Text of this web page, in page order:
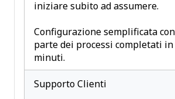
iniziare subito ad assumere.
Configurazione semplificata
parte dei processi completati in
minuti.
Supporto Clienti